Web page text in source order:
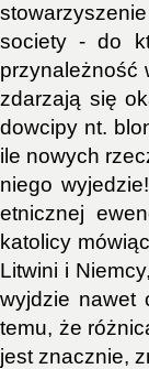
society - do
przynależność
zdarzają się
dowcipy nt.
ile nowych
niego
etnicznej
katolicy
Litwini i
wyjdzie nawet
temu, że
jest znacznie,